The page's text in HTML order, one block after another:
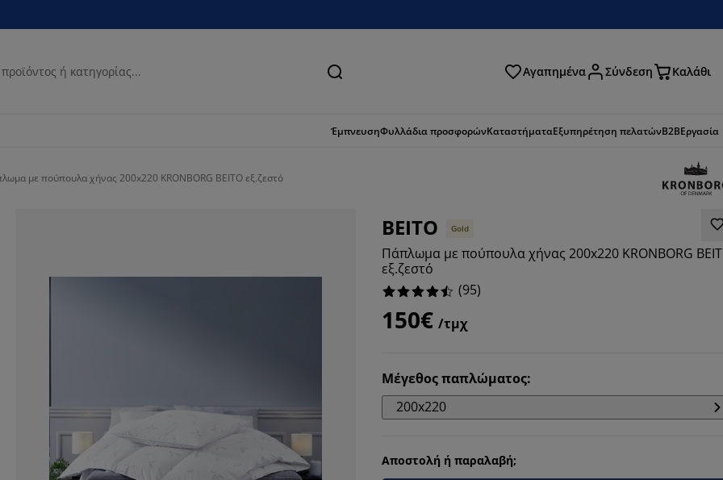
Αναζήτηση Αγαπημένα Σύνδεση Καλάθι
ΈμπνευσηΦυλλάδια προσφορώνΚαταστήματαΕξυπηρέτηση πελατώνB2BΕργασία
με πούπουλα χήνας 200x220 KRONBORG BEITO εξ.ζεστό
BEITO Gold
Πάπλωμα με πούπουλα χήνας 200x220 KRONBORG
εξ.ζεστό
(95)
150€ /τμχ
Μέγεθος παπλώματος:
200x220
Αποστολή ή παραλαβή;
2.1052631578947367%
7.368421052631578%